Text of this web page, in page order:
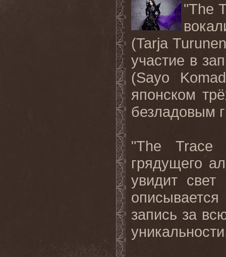
"The
(Tarja
участие в
(Sayo
японском
безладовым
"The Trace
грядущего
увидит
запись за